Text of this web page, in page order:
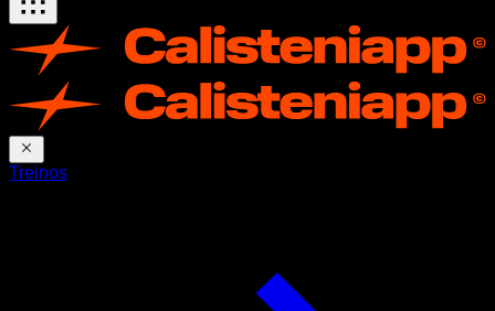
Treinos